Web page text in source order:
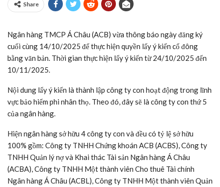
Share
Ngân hàng TMCP Á Châu (ACB) vừa thông báo ngày đăng ký
cuối cùng 14/10/2025 để thực hiện quyền lấy ý kiến cổ đông
bằng văn bản. Thời gian thực hiện lấy ý kiến từ 24/10/2025 đến
10/11/2025.
Nội dung lấy ý kiến là thành lập công ty con hoạt động trong lĩnh
vực bảo hiểm phi nhân thọ. Theo đó, đây sẽ là công ty con thứ 5
của ngân hàng.
Hiện ngân hàng sở hữu 4 công ty con và đều có tỷ lệ sở hữu
100% gồm: Công ty TNHH Chứng khoán ACB (ACBS), Công ty
TNHH Quản lý nợ và Khai thác Tài sản Ngân hàng Á Châu
(ACBA), Công ty TNHH Một thành viên Cho thuê Tài chính
Ngân hàng Á Châu (ACBL), Công ty TNHH Một thành viên Quản